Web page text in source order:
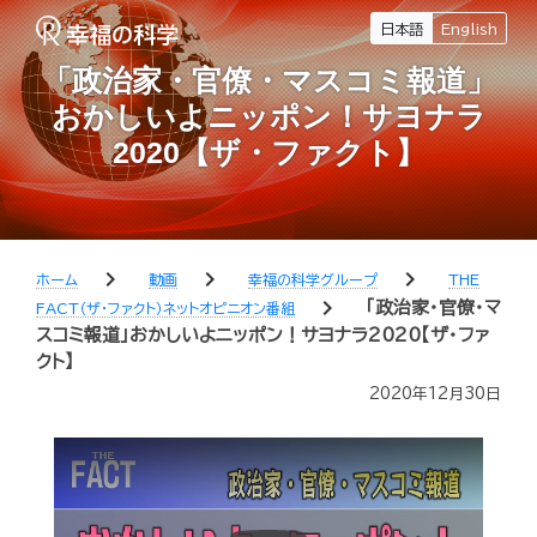
日本語 English
「政治家・官僚・マスコミ報道」
おかしいよニッポン！サヨナラ
2020【ザ・ファクト】
ホーム chevron_right 動画 chevron_right 幸福の科学グループ chevron_right
THE
FACT（ザ・ファクト）ネットオピニオン番組
chevron_right
「政治家・官僚・マ
スコミ報道」おかしいよニッポン！サヨナラ2020【ザ・ファ
クト】
2020年12月30日